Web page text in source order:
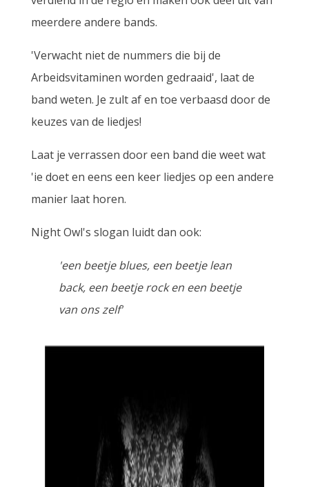
meerdere andere bands.
'Verwacht niet de nummers die bij de
Arbeidsvitaminen worden gedraaid', laat de
band weten. Je zult af en toe verbaasd door de
keuzes van de liedjes!
Laat je verrassen door een band die weet wat
'ie doet en eens een keer liedjes op een andere
manier laat horen.
Night Owl's slogan luidt dan ook:
'een beetje blues, een beetje lean
back, een beetje rock en een beetje
van ons zelf'